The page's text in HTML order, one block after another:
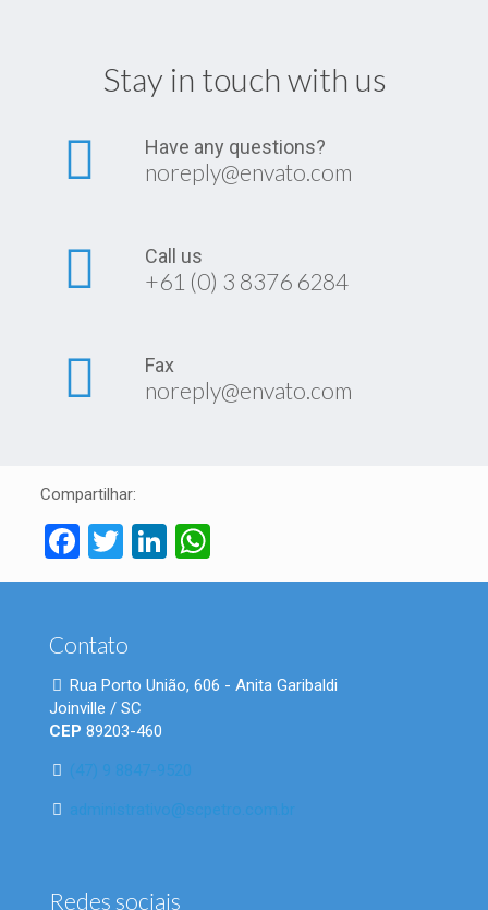
Stay in touch with us
Have any questions?
noreply@envato.com
Call us
+61 (0) 3 8376 6284
Fax
noreply@envato.com
Compartilhar:
Facebook
TwitterLinkedIn
WhatsApp
Contato
Rua Porto União, 606 - Anita Garibaldi
Joinville / SC
CEP 89203-460
(47) 9 8847-9520
administrativo@scpetro.com.br
Redes sociais